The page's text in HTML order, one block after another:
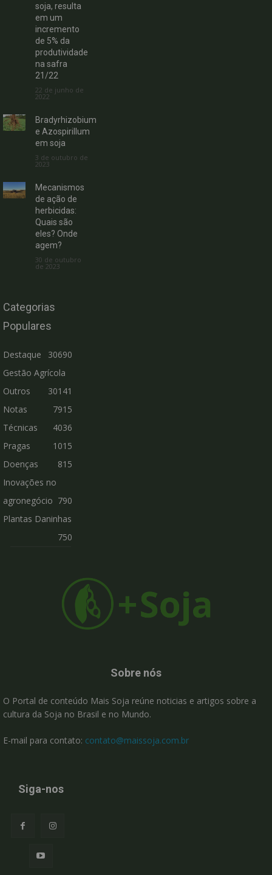
soja, resulta
em um
incremento
de 5% da
produtividade
na safra
21/22
22 de junho de
2022
Bradyrhizobium
e Azospirillum
em soja
3 de outubro de
2023
Mecanismos
de ação de
herbicidas:
Quais são
eles? Onde
agem?
30 de outubro
de 2023
Categorias
Populares
Destaque
30690
Gestão Agrícola
30141
Outros
7915
Notas
Técnicas
4036
Pragas
1015
Doenças
815
Inovações no
agronegócio 790
Plantas Daninhas
750
Sobre nós
O Portal de conteúdo Mais Soja reúne noticias e artigos sobre a
cultura da Soja no Brasil e no Mundo.
E-mail para contato: contato@maissoja.com.br
Siga-nos